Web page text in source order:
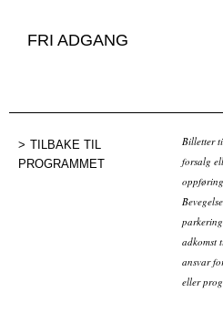
FRI ADGANG
TILBAKE TIL
PROGRAMMET
Billetter
forsalg
adkomst
ansvar
eller